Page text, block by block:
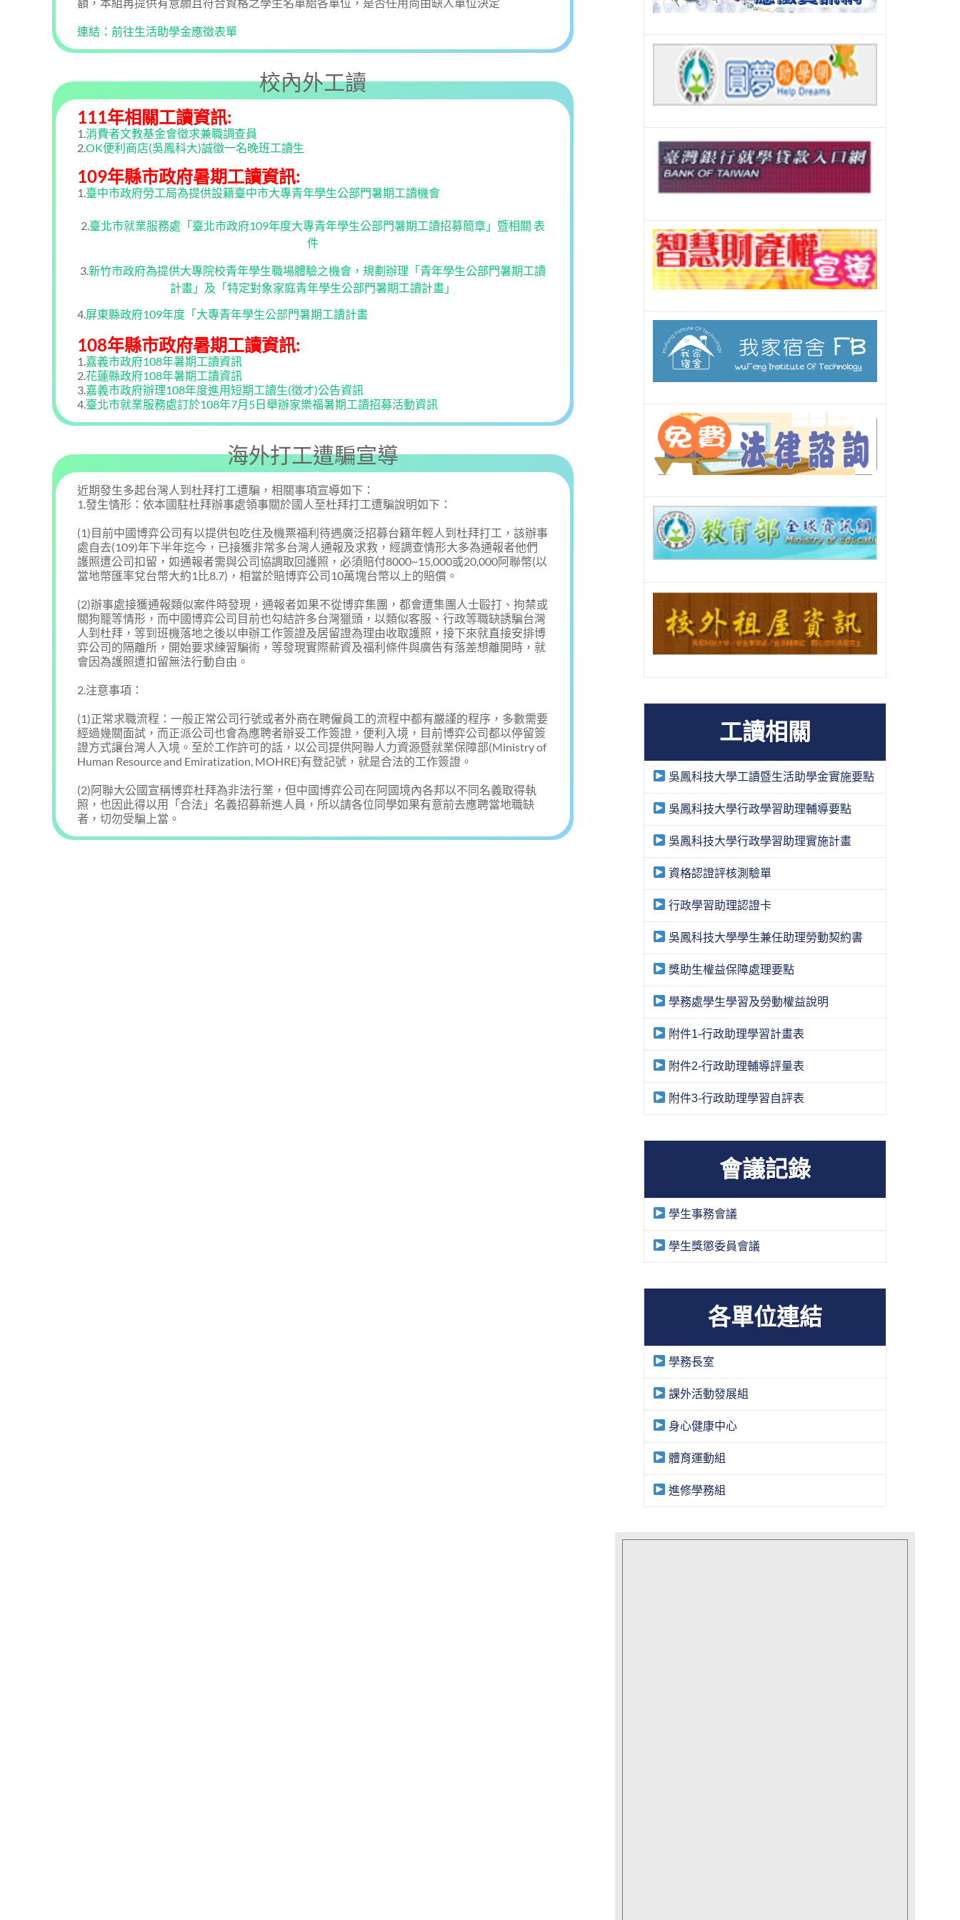
連結：前往生活助學金應徵表單
校內外工讀
111年相關工讀資訊:
1. 消費者文教基金會徵求兼職調查員
2.OK便利商店(吳鳳科大)誠徵一名晚班工讀生
109年縣市政府暑期工讀資訊:
1. 臺中市政府勞工局為提供設籍臺中市大專青年學生公部門暑期工讀機會
2. 臺北市就業服務處「臺北市政府109年度大專青年學生公部門暑期工讀招募簡章」暨相關 表
件
3.新竹市政府為提供大專院校青年學生職場體驗之機會，規劃辦理「青年學生公部門暑期工讀
計畫」及「特定對象家庭青年學生公部門暑期工讀計畫」
4. 屏東縣政府109年度「大專青年學生公部門暑期工讀計畫
108年縣市政府暑期工讀資訊:
1. 嘉義市政府108年暑期工讀資訊
2.花蓮縣政府108年暑期工讀資訊
3. 嘉義市政府辦理108年度進用短期工讀生(徵才)公告資訊
4. 臺北市就業服務處訂於108年7月5日舉辦家樂福暑期工讀招募活動資訊
海外打工遭騙宣導
近期發生多起台灣人到杜拜打工遭騙，相關事項宣導如下：
1.發生情形：依本國駐杜拜辦事處領事關於國人至杜拜打工遭騙說明如下：
(1)目前中國博弈公司有以提供包吃住及機票福利待遇廣泛招募台籍年輕人到杜拜打工，該辦事
處自去(109)年下半年迄今，已接獲非常多台灣人通報及求救，經調查情形大多為通報者他們
護照遭公司扣留，如通報者需與公司協調取回護照，必須賠付8000~15,000或20,000阿聯幣(以
當地幣匯率兌台幣大約1比8.7)，相當於賠博弈公司10萬塊台幣以上的賠償。
(2)辦事處接獲通報類似案件時發現，通報者如果不從博弈集團，都會遭集團人士毆打、拘禁或
關狗籠等情形，而中國博弈公司目前也勾結許多台灣獵頭，以類似客服、行政等職缺誘騙台灣
人到杜拜，等到班機落地之後以申辦工作簽證及居留證為理由收取護照，接下來就直接安排博
弈公司的隔離所，開始要求練習騙術，等發現實際薪資及福利條件與廣告有落差想離開時，就
會因為護照遭扣留無法行動自由。
2.注意事項：
(1)正常求職流程：一般正常公司行號或者外商在聘僱員工的流程中都有嚴謹的程序，多數需要
經過幾關面試，而正派公司也會為應聘者辦妥工作簽證，便利入境，目前博弈公司都以停留簽
證方式讓台灣人入境。至於工作許可的話，以公司提供阿聯人力資源暨就業保障部(Ministry of
Human Resource and Emiratization, MOHRE)有登記號，就是合法的工作簽證。
(2)阿聯大公國宣稱博弈杜拜為非法行業，但中國博弈公司在阿國境內各邦以不同名義取得執
照，也因此得以用「合法」名義招募新進人員，所以請各位同學如果有意前去應聘當地職缺
者，切勿受騙上當。
工讀相關
吳鳳科技大學工讀暨生活助學金實施要點
吳鳳科技大學行政學習助理輔導要點
吳鳳科技大學行政學習助理實施計畫
資格認證評核測驗單
行政學習助理認證卡
吳鳳科技大學學生兼任助理勞動契約書
獎助生權益保障處理要點
學務處學生學習及勞動權益說明
附件1-行政助理學習計畫表
附件2-行政助理輔導評量表
附件3-行政助理學習自評表
會議記錄
學生事務會議
學生獎懲委員會議
各單位連結
學務長室
課外活動發展組
身心健康中心
體育運動組
進修學務組